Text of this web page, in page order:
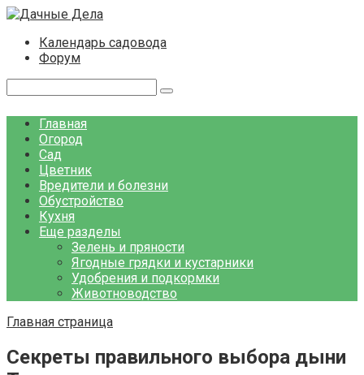
Перейти
контентуКалендарь садовода
Форум
Главная
Огород
Сад
Цветник
Вредители и болезни
Обустройство
Кухня
Еще разделы
Зелень и пряности
Ягодные грядки и кустарники
Удобрения и подкормки
Животноводство
Главная страница
Секреты правильного выбора дыни